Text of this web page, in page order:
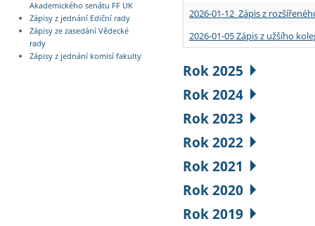
Akademického senátu FF UK
Zápisy z jednání Ediční rady
Zápisy ze zasedání Vědecké
rady
Zápisy z jednání komisí fakulty
2026-01-12 Zápis z
2026-01-05 Zápis z užšího
Rok 2025
Rok 2024
Rok 2023
Rok 2022
Rok 2021
Rok 2020
Rok 2019